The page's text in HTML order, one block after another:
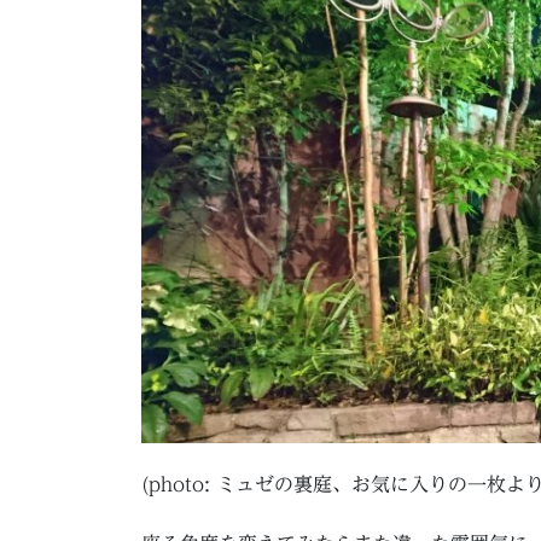
(photo: ミュゼの裏庭、お気に入りの一枚よ